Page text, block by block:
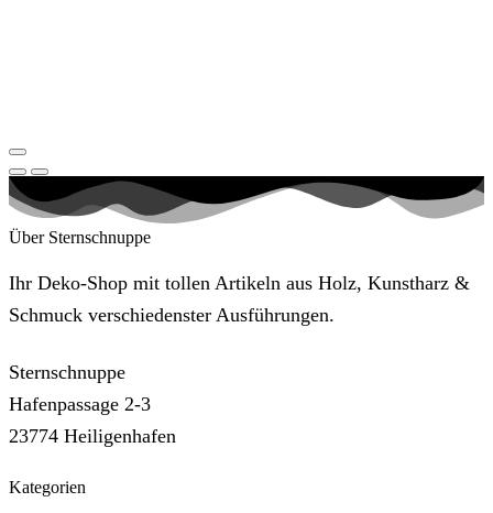
Über Sternschnuppe
Ihr Deko-Shop mit tollen Artikeln aus Holz, Kunstharz &
Schmuck verschiedenster Ausführungen.
Sternschnuppe
Hafenpassage 2-3
23774 Heiligenhafen
Kategorien